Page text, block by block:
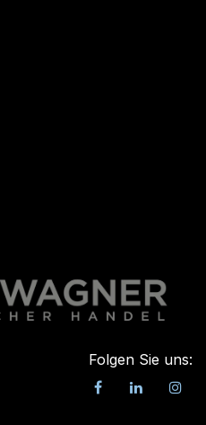
Folgen Sie uns: